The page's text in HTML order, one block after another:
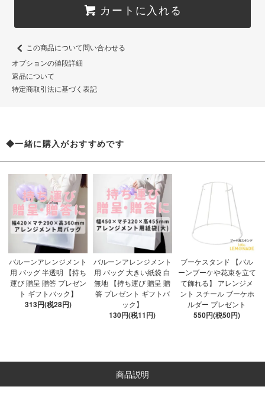
カートに入れる
この商品について問い合わせる
オプションの値段詳細
返品について
特定商取引法に基づく表記
◆一緒に購入がおすすめです
バルーンアレンジメント
用 バッグ 半透明 【持ち
運び 贈呈 贈答 プレゼン
ト ギフトバック】
313円(税28円)
バルーンアレンジメント
用 バッグ 大きい紙袋 白
無地 【持ち運び 贈呈 贈
答 プレゼント ギフトバ
ック】
130円(税11円)
ブーケスタンド 【バル
ーンブーケや花束を立て
て飾れる】 アレンジメ
ント スチール ブーケホ
ルダー プレゼント
550円(税50円)
商品説明